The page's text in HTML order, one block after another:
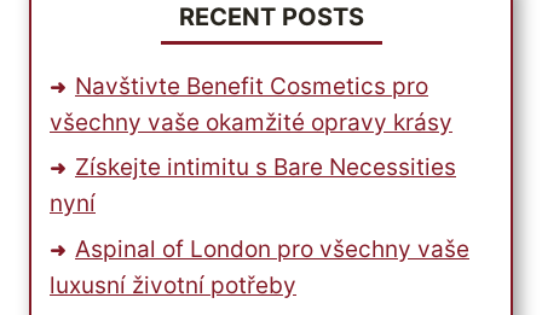
RECENT POSTS
Navštivte Benefit Cosmetics pro
všechny vaše okamžité opravy krásy
Získejte intimitu s Bare Necessities
nyní
Aspinal of London pro všechny vaše
luxusní životní potřeby